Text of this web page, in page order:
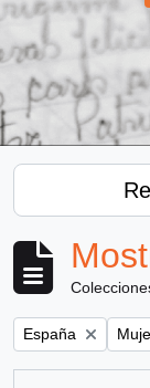
Remove filter:
España